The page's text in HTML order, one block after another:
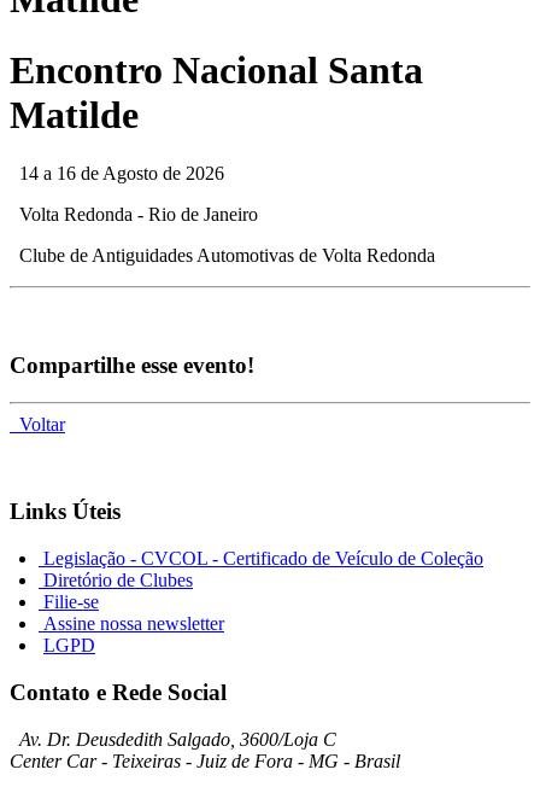
Encontro Nacional Santa
Matilde
14 a 16 de Agosto de 2026
Volta Redonda - Rio de Janeiro
Clube de Antiguidades Automotivas de Volta Redonda
Compartilhe esse evento!
Voltar
Links Úteis
Legislação - CVCOL - Certificado de Veículo de Coleção
Diretório de Clubes
Filie-se
Assine nossa newsletter
LGPD
Contato e Rede Social
Av. Dr. Deusdedith Salgado, 3600/Loja C
Center Car - Teixeiras - Juiz de Fora - MG - Brasil